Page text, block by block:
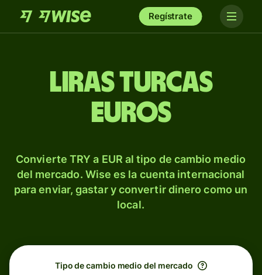
Regístrate
Liras turcas
euros
Convierte TRY a EUR al tipo de cambio medio
del mercado. Wise es la cuenta internacional
para enviar, gastar y convertir dinero como un
local.
Tipo de cambio medio del mercado